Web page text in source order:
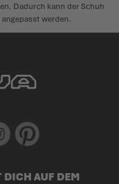
Dadurch kann der Schuh
werden.
Pinterest
DICH AUF DEM